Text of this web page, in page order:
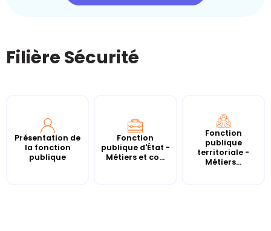
Filière Sécurité
Présentation de
la fonction
publique
Fonction
publique d'État -
Métiers et co...
Fonction
publique
territoriale -
Métiers...